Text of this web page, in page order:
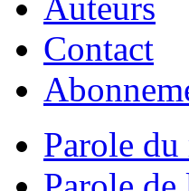
Contact
Parole